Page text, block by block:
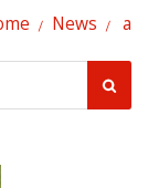
News a